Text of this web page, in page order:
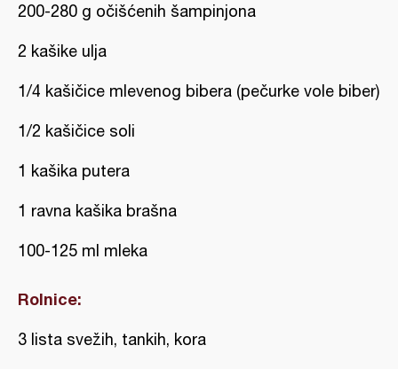
200-280 g očišćenih šampinjona
2 kašike ulja
1/4 kašičice mlevenog bibera (pečurke vole biber)
1/2 kašičice soli
1 kašika putera
1 ravna kašika brašna
100-125 ml mleka
Rolnice:
3 lista svežih, tankih, kora